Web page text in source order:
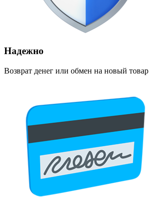
Надежно
Возврат денег или обмен на новый товар